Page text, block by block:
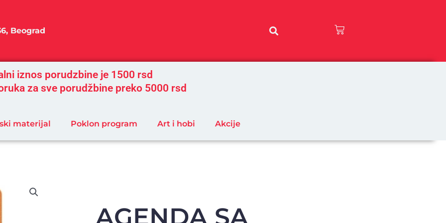
Beograd Cart
iznos porudzbine je 1500 rsd
za sve porudžbine preko 5000 rsd
materijal Poklon program Art i hobi Akcije
AGENDA SA